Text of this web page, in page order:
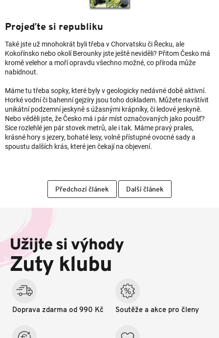
Projeďte si republiku
Také jste už mnohokrát byli třeba v Chorvatsku či Řecku, ale
Kokořínsko nebo okolí Berounky jste ještě neviděli? Přitom Česko má
kromě velehor a moří opravdu všechno možné, co příroda může
nabídnout.
Máme tu třeba sopky, které byly v geologicky nedávné době aktivní.
Horké vodní či bahenní gejzíry jsou toho dokladem. Můžete navštívit
unikátní podzemní jeskyně s úžasnými krápníky, či ledové jeskyně.
Nebo věděli jste, že Česko má i pár míst označovaných jako poušť?
Sice rozlehlé jen pár stovek metrů, ale i tak. Máme pravý prales,
krásné hory s jezery, bohaté lesy, volně přístupné ovocné sady a
spoustu dalších krás, které jen čekají na objevení.
Předchozí článek Další článek
a
í
Užijte si výhody
Zuty klubu
Doprava zdarma od 990 Kč Soutěže a akce pro členy